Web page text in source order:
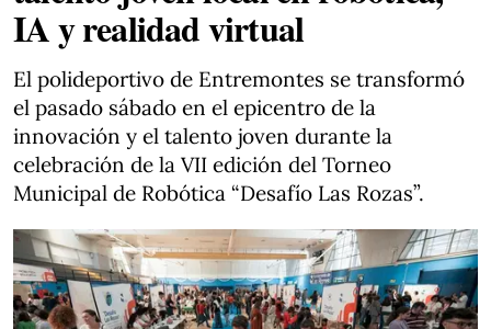
IA y realidad virtual
El polideportivo de Entremontes se transformó
el pasado sábado en el epicentro de la
innovación y el talento joven durante la
celebración de la VII edición del Torneo
Municipal de Robótica “Desafío Las Rozas”.